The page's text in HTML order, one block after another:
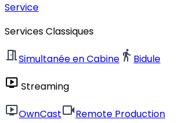
Service
Services Classiques
meeting_roomSimultanée en Cabine directions_walk Bidule
live_tv Streaming
live_tvOwnCastvideocamRemote Production